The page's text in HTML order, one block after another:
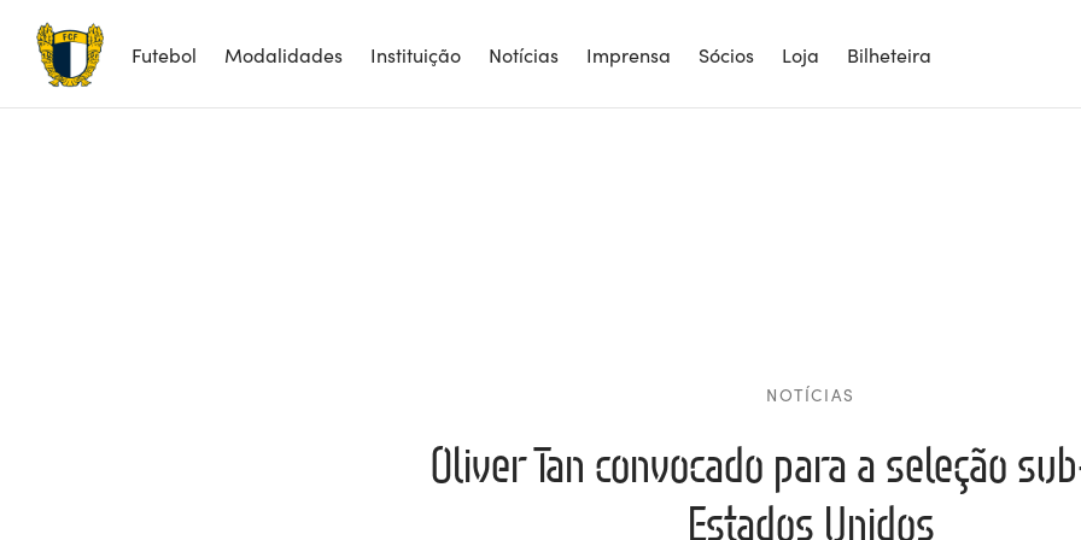
Futebol Modalidades Instituição Notícias Imprensa Sócios Loja Bilheteira
NOTÍCIAS
Oliver Tan convocado para a seleção
Estados Unidos